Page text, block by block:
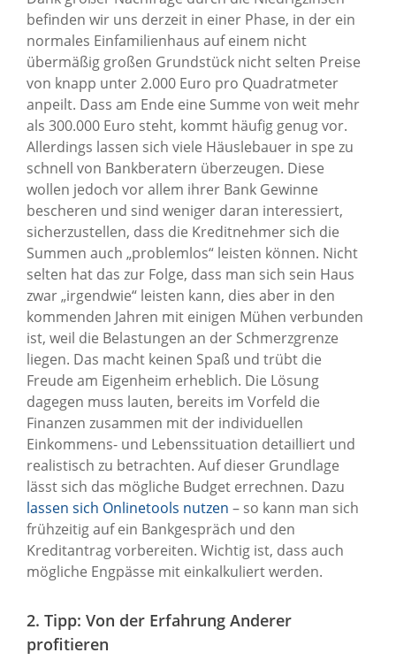
befinden wir uns derzeit in einer Phase, in der ein
normales Einfamilienhaus auf einem nicht
übermäßig großen Grundstück nicht selten Preise
von knapp unter 2.000 Euro pro Quadratmeter
anpeilt. Dass am Ende eine Summe von weit mehr
als 300.000 Euro steht, kommt häufig genug vor.
Allerdings lassen sich viele Häuslebauer in spe zu
schnell von Bankberatern überzeugen. Diese
wollen jedoch vor allem ihrer Bank Gewinne
bescheren und sind weniger daran interessiert,
sicherzustellen, dass die Kreditnehmer sich die
Summen auch „problemlos“ leisten können. Nicht
selten hat das zur Folge, dass man sich sein Haus
zwar „irgendwie“ leisten kann, dies aber in den
kommenden Jahren mit einigen Mühen verbunden
ist, weil die Belastungen an der Schmerzgrenze
liegen. Das macht keinen Spaß und trübt die
Freude am Eigenheim erheblich. Die Lösung
dagegen muss lauten, bereits im Vorfeld die
Finanzen zusammen mit der individuellen
Einkommens- und Lebenssituation detailliert und
realistisch zu betrachten. Auf dieser Grundlage
lässt sich das mögliche Budget errechnen. Dazu
lassen sich Onlinetools nutzen – so kann man sich
frühzeitig auf ein Bankgespräch und den
Kreditantrag vorbereiten. Wichtig ist, dass auch
mögliche Engpässe mit einkalkuliert werden.
2. Tipp: Von der Erfahrung Anderer
profitieren